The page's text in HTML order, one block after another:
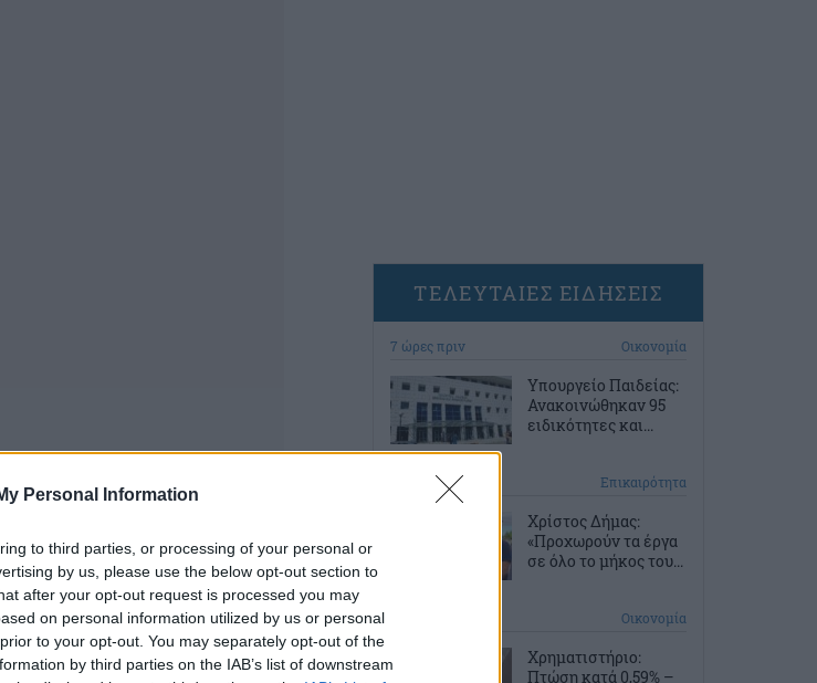
Personal Information
to third parties, or processing of your personal or
by us, please use the below opt-out section to
after your opt-out request is processed you may
on personal information utilized by us or personal
to your opt-out. You may separately opt-out of the
by third parties on the IAB’s list of downstream
ΤΕΛΕΥΤΑΙΕΣ ΕΙΔΗΣΕΙΣ
7 ώρες πριν Οικονομία
Υπουργείο Παιδείας:
Ανακοινώθηκαν 95
ειδικότητες και...
7 ώρες πριν Επικαιρότητα
Χρίστος Δήμας:
«Προχωρούν τα έργα
σε όλο το μήκος του...
Οικονομία
Χρηματιστήριο:
Πτώση κατά 0,59% –